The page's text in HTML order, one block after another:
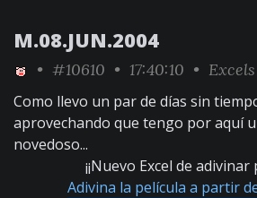
M.08.JUN.2004
• #10610 • 17:40:10 • Excels
Como llevo un par de días sin
aprovechando que tengo por aquí
novedoso...
¡¡Nuevo Excel de adivinar
Adivina la película a partir